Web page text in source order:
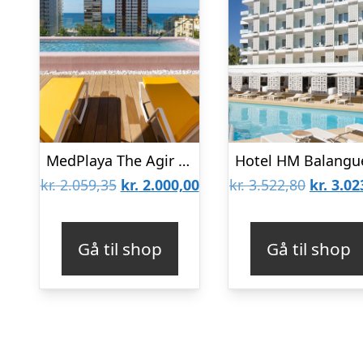
MedPlaya The Agir Springs Hotel
kr.2.059,35 Den
var:
kr. 2.059,35.
kr. 2.000,00Den
kr. 2.000,00.
Gå til shop
kr.3.522,80 Den
var:
kr.
kr.
Gå til shop